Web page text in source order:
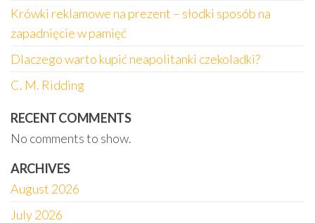
Krówki reklamowe na prezent – słodki sposób na
zapadnięcie w pamięć
Dlaczego warto kupić neapolitanki czekoladki?
C. M. Ridding
RECENT COMMENTS
No comments to show.
ARCHIVES
August 2026
July 2026